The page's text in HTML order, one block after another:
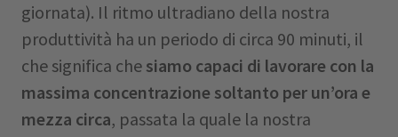
giornata). Il ritmo ultradiano della nostra
produttività ha un periodo di circa 90 minuti, il
che significa che siamo capaci di lavorare con la
massima concentrazione soltanto per un’ora e
mezza circa, passata la quale la nostra